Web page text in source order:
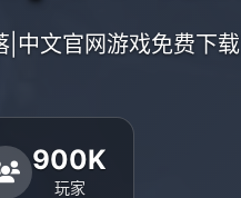
中文官网游戏免费下载
900K
玩家